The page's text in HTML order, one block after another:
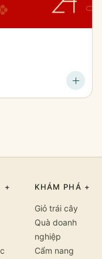
+ KHÁM PHÁ +
Giỏ trái cây
Quà doanh
nghiệp
Cẩm nang